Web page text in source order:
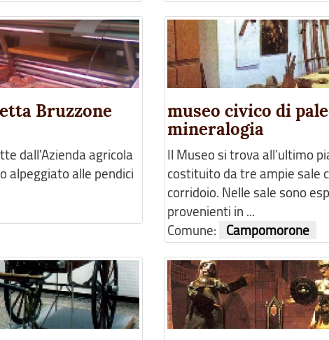
Bruzzone
dall'Azienda agricola
alpeggiato alle pendici
museo civico di
mineralogia
Il Museo si trova all’ultimo
costituito da tre ampie sale
corridoio. Nelle sale sono
provenienti in ...
Comune:
Campomorone